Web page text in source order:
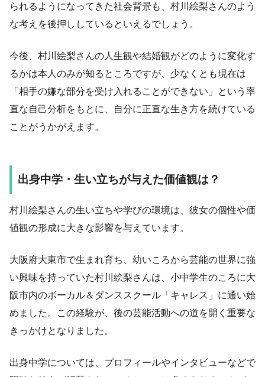
られるようになってきた社会背景も、村川絵梨さんのよう
な考えを後押ししているといえるでしょう。
今後、村川絵梨さんの人生観や結婚観がどのように変化す
るかは本人のみが知るところですが、少なくとも現在は
「相手の嫌な部分を受け入れることができない」という率
直な自己分析をもとに、自分に正直な生き方を続けている
ことがうかがえます。
出身中学・生い立ちが与えた価値観は？
村川絵梨さんの生い立ちや学びの環境は、彼女の個性や価
値観の形成に大きな影響を与えています。
大阪府大東市で生まれ育ち、幼いころから芸能の世界に強
い興味を持っていた村川絵梨さんは、小中学生のころに大
阪市内のボーカル＆ダンススクール「キャレス」に通い始
めました。この経験が、後の芸能活動への道を開く重要な
きっかけとなりました。
出身中学については、プロフィールやインタビューなどで